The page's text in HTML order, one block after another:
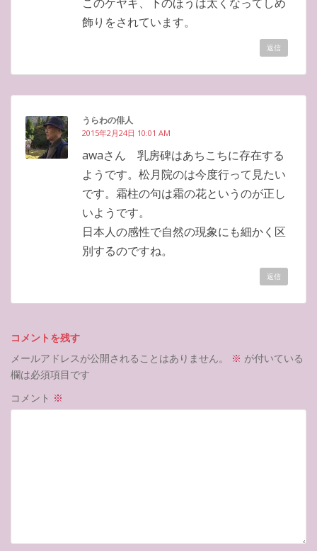
飾りをされています。
返信
うらわの俳人
2015年2月24日 10:01 AM
awaさん 乳房碑はあちこちに存在する
ようです。松月院のは今度行って見たい
です。霜柱の句は霜の花というのが正し
いようです。
日本人の感性で自然の現象にも細かく区
別するのですね。
返信
コメントを残す
メールアドレスが公開されることはありません。
※ が付いている
欄は必須項目です
コメント ※